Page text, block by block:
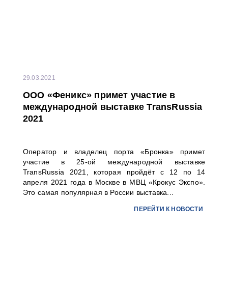
29.03.2021
ООО «Феникс» примет участие в
международной выставке TransRussia
2021
Оператор и владелец порта «Бронка» примет
участие в 25-ой международной выставке
TransRussia 2021, которая пройдёт с 12 по 14
апреля 2021 года в Москве в МВЦ «Крокус Экспо».
Это самая популярная в России выставка...
ПЕРЕЙТИ К НОВОСТИ